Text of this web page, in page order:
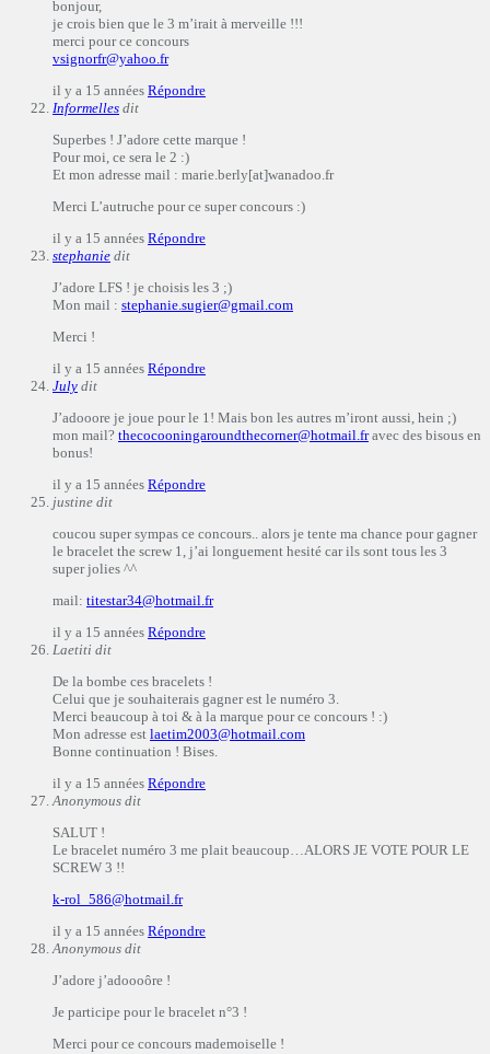
bonjour,
je crois bien que le 3 m’irait à merveille !!!
merci pour ce concours
vsignorfr@yahoo.fr
il y a 15 années Répondre
Informelles dit
Superbes ! J’adore cette marque !
Pour moi, ce sera le 2 :)
Et mon adresse mail : marie.berly[at]wanadoo.fr
Merci L’autruche pour ce super concours :)
il y a 15 années Répondre
stephanie dit
J’adore LFS ! je choisis les 3 ;)
Mon mail : stephanie.sugier@gmail.com
Merci !
il y a 15 années Répondre
July dit
J’adooore je joue pour le 1! Mais bon les autres m’iront aussi, hein ;)
mon mail? thecocooningaroundthecorner@hotmail.fravec des bisous en
bonus!
il y a 15 années Répondre
justine dit
coucou super sympas ce concours.. alors je tente ma chance pour gagner
le bracelet the screw 1, j’ai longuement hesité car ils sont tous les 3
super jolies ^^
mail: titestar34@hotmail.fr
il y a 15 années Répondre
Laetiti dit
De la bombe ces bracelets !
Celui que je souhaiterais gagner est le numéro 3.
Merci beaucoup à toi & à la marque pour ce concours ! :)
Mon adresse est laetim2003@hotmail.com
Bonne continuation ! Bises.
il y a 15 années Répondre
Anonymous dit
SALUT !
Le bracelet numéro 3 me plait beaucoup…ALORS JE VOTE POUR LE
SCREW 3 !!
k-rol_586@hotmail.fr
il y a 15 années Répondre
Anonymous dit
J’adore j’adoooôre !
Je participe pour le bracelet n°3 !
Merci pour ce concours mademoiselle !